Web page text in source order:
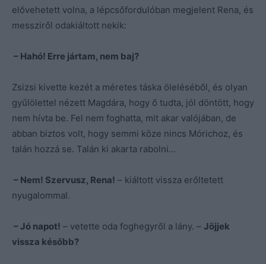
elővehetett volna, a lépcsőfordulóban megjelent Rena, és
messziről odakiáltott nekik:
– Hahó! Erre jártam, nem baj?
Zsizsi kivette kezét a méretes táska öleléséből, és olyan
gyűlölettel nézett Magdára, hogy ő tudta, jól döntött, hogy
nem hívta be. Fel nem foghatta, mit akar valójában, de
abban biztos volt, hogy semmi köze nincs Mórichoz, és
talán hozzá se. Talán ki akarta rabolni…
– Nem! Szervusz, Rena! – kiáltott vissza erőltetett
nyugalommal.
– Jó napot! – vetette oda foghegyről a lány. – Jöjjek
vissza később?